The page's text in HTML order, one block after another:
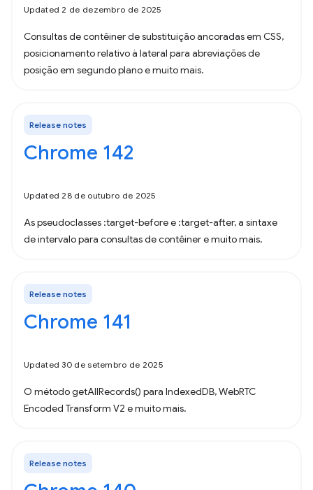
Updated 2 de dezembro de 2025
Consultas de contêiner de substituição ancoradas em CSS,
posicionamento relativo à lateral para abreviações de
posição em segundo plano e muito mais.
Release notes
Chrome 142
Updated 28 de outubro de 2025
As pseudoclasses :target-before e :target-after, a sintaxe
de intervalo para consultas de contêiner e muito mais.
Release notes
Chrome 141
Updated 30 de setembro de 2025
O método getAllRecords() para IndexedDB, WebRTC
Encoded Transform V2 e muito mais.
Release notes